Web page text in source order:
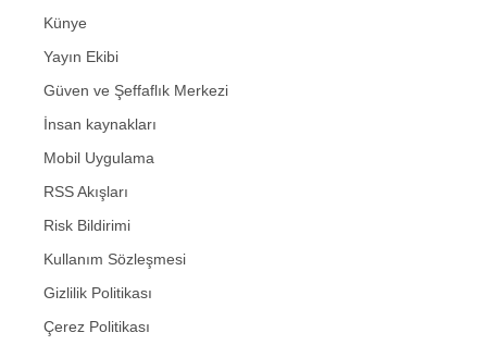
Künye
Yayın Ekibi
Güven ve Şeffaflık Merkezi
İnsan kaynakları
Mobil Uygulama
RSS Akışları
Risk Bildirimi
Kullanım Sözleşmesi
Gizlilik Politikası
Çerez Politikası